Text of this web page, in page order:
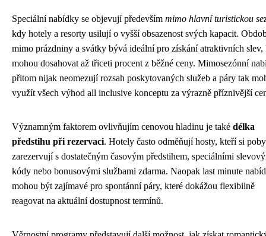
Speciální nabídky se objevují především mimo hlavní turistickou
kdy hotely a resorty usilují o vyšší obsazenost svých kapacit.
mimo prázdniny a svátky bývá ideální pro získání atraktivních slev,
mohou dosahovat až třiceti procent z běžné ceny. Mimosezónní
přitom nijak neomezují rozsah poskytovaných služeb a páry tak
využít všech výhod all inclusive konceptu za výrazně příznivější
Významným faktorem ovlivňujím cenovou hladinu je také délka
předstihu při rezervaci. Hotely často odměňují hosty, kteří si
zarezervují s dostatečným časovým předstihem, speciálními
kódy nebo bonusovými službami zdarma. Naopak last minute
mohou být zajímavé pro spontánní páry, které dokážou flexibilně
reagovat na aktuální dostupnost termínů.